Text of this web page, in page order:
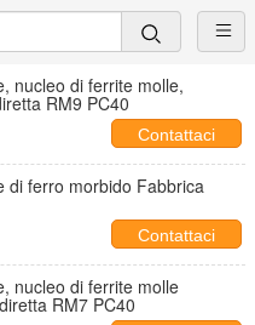
nucleo di ferrite molle,
RM9 PC40
Contattaci
di ferro morbido Fabbrica
Contattaci
nucleo di ferrite molle
RM7 PC40